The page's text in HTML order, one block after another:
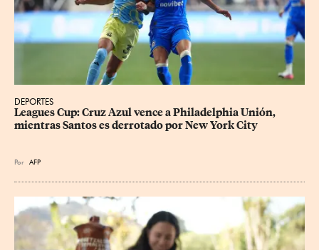
DEPORTES
Leagues Cup: Cruz Azul vence a Philadelphia Unión,
mientras Santos es derrotado por New York City
Por AFP